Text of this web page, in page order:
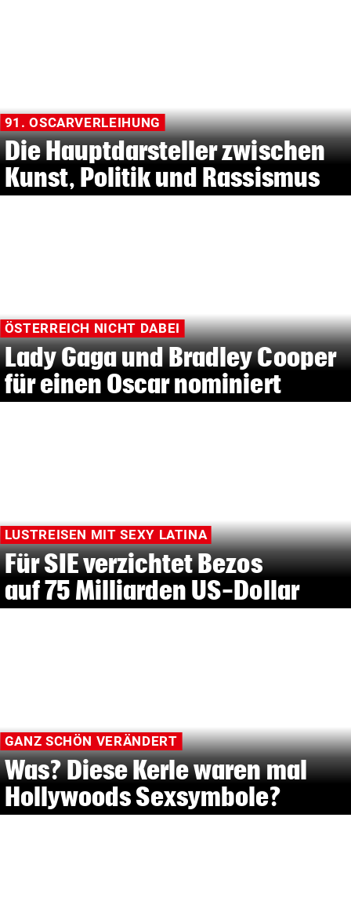
91. OSCARVERLEIHUNG
Die Hauptdarsteller zwischen
Kunst, Politik und Rassismus
ÖSTERREICH NICHT DABEI
Lady Gaga und Bradley Cooper
für einen Oscar nominiert
LUSTREISEN MIT SEXY LATINA
Für SIE verzichtet Bezos
auf 75 Milliarden US-Dollar
GANZ SCHÖN VERÄNDERT
Was? Diese Kerle waren mal
Hollywoods Sexsymbole?